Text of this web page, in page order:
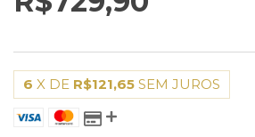
6 X DE R$121,65 SEM JUROS